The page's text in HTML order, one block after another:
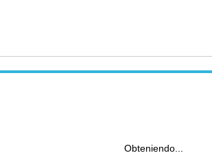
Obteniendo...